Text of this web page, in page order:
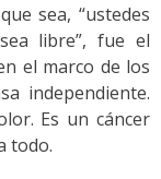
sea, “ustedes
libre”, fue el
el marco de los
independiente.
Es un cáncer
todo.